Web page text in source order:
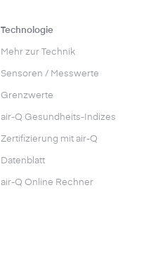
Technologie
Mehr zur Technik
Sensoren / Messwerte
Grenzwerte
air-Q Gesundheits-Indizes
Zertifizierung mit air-Q
Datenblatt
air-Q Online Rechner